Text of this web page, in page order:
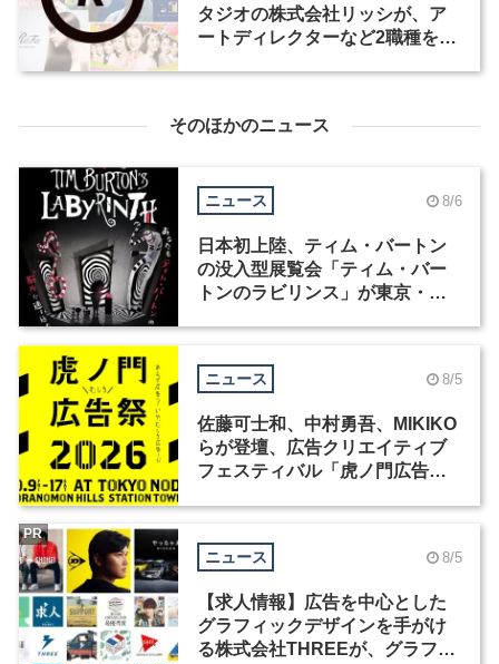
タジオの株式会社リッシが、ア
ートディレクターなど2職種を募
そのほかのニュース
ニュース 8/6
日本初上陸、ティム・バートン
の没入型展覧会「ティム・バー
トンのラビリンス」が東京・豊
ニュース 8/5
佐藤可士和、中村勇吾、MIKIKO
らが登壇、広告クリエイティブ
フェスティバル「虎ノ門広告
ニュース 8/5
【求人情報】広告を中心とした
グラフィックデザインを手がけ
る株式会社THREEが、グラフィ
PR